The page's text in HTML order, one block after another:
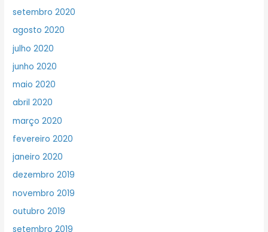
setembro 2020
agosto 2020
julho 2020
junho 2020
maio 2020
abril 2020
março 2020
fevereiro 2020
janeiro 2020
dezembro 2019
novembro 2019
outubro 2019
setembro 2019